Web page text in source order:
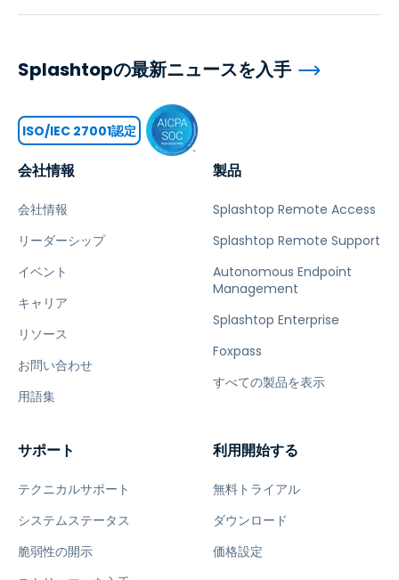
会社情報
会社情報
リーダーシップ
イベント
キャリア
リソース
お問い合わせ
用語集
製品
Splashtop Remote Access
Splashtop Remote Support
Autonomous Endpoint
Management
Splashtop Enterprise
Foxpass
すべての製品を表示
サポート
テクニカルサポート
システムステータス
脆弱性の開示
利用開始する
無料トライアル
ダウンロード
価格設定
Splashtopの最新ニュースを入手
ISO/IEC 27001認定